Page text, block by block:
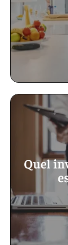
Quel